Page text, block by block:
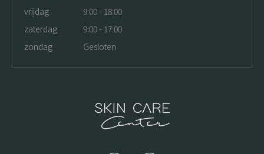
vrijdag
9:00 - 18:00
zaterdag
9:00 - 17:00
zondag
Gesloten